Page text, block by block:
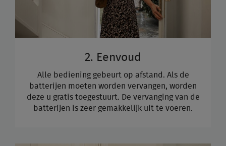
2. Eenvoud
Alle bediening gebeurt op afstand. Als de
batterijen moeten worden vervangen, worden
deze u gratis toegestuurt. De vervanging van de
batterijen is zeer gemakkelijk uit te voeren.